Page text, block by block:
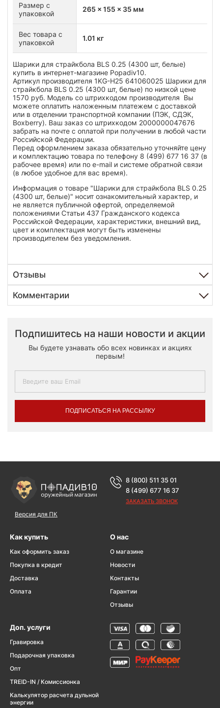
Размер с
упаковкой
265 x 155 x 35 мм
Вес товара с
упаковкой
1.01 кг
Шарики для страйкбола BLS 0.25 (4300 шт, белые)
купить в интернет-магазине Popadiv10.
Артикул производителя 1KG-H25 641060025 Шарики для
страйкбола BLS 0.25 (4300 шт, белые) по низкой цене
1570 руб. Модель со штрихкодом производителя Вы
можете оплатить наложенным платежем с доставкой
или в отделении транспортной компании (ПЭК, СДЭК,
Boxberry). Ваш заказ со штрихкодом 2000000047676
забрать на почте с оплатой при получении в любой части
Российской Федерации.
Перед оформлением заказа обязательно уточняйте цену
и комплектацию товара по телефону 8 (499) 677 16 37 (в
рабочее время) или по e-mail и системе обратной связи
(в любое удобное для вас время).
Информация о товаре "Шарики для страйкбола BLS 0.25
(4300 шт, белые)" носит ознакомительный характер, и
не является публичной офертой, определяемой
положениями Статьи 437 Гражданского кодекса
Российской Федерации, характеристики, внешний вид,
цвет и комплектация могут быть изменены
производителем без уведомления.
Отзывы
Комментарии
Подпишитесь на наши новости и акции
Вы будете узнавать обо всех новинках и акциях
первым!
ПОДПИСАТЬСЯ НА РАССЫЛКУ
Версия для ПК
8 (800) 511 35 01
8 (499) 677 16 37
ЗАКАЗАТЬ ЗВОНОК
Как купить
Как оформить заказ
Покупка в кредит
Доставка
Оплата
О нас
О магазине
Новости
Контакты
Гарантии
Отзывы
Доп. услуги
Гравировка
Подарочная упаковка
Опт
TREID-IN / Комиссионка
Калькулятор расчета дульной
энергии